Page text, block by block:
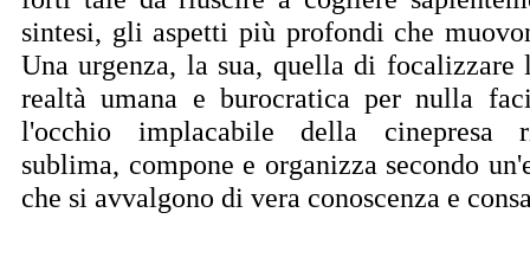
sintesi, gli aspetti più profondi che
Una urgenza, la sua, quella di focalizzare
realtà umana e burocratica per nulla
l'occhio implacabile della cinepresa
sublima, compone e organizza secondo
che si avvalgono di vera conoscenza e